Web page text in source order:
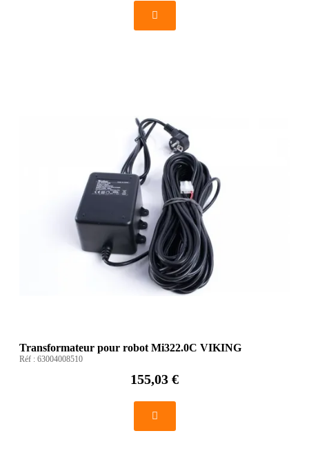
Transformateur pour robot Mi322.0C VIKING
Réf : 63004008510
155,03 €